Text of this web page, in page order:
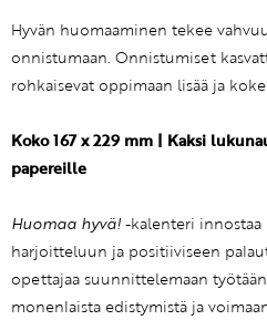
Hyvän huomaaminen tekee
onnistumaan. Onnistumiset
rohkaisevat oppimaan lisää ja
Koko 167 x 229 mm | Kaksi
papereille
Huomaa hyvä! -kalenteri
harjoitteluun ja positiiviseen
opettajaa suunnittelemaan
monenlaista edistymistä ja